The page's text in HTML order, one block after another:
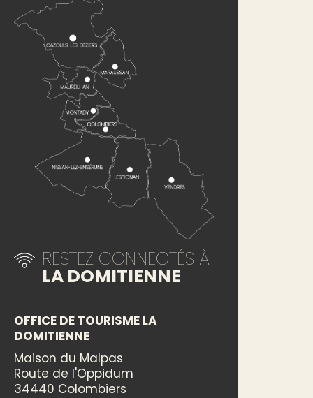
RESTEZ CONNECTÉS À
LA DOMITIENNE
OFFICE DE TOURISME LA
DOMITIENNE
Maison du Malpas
Route de l'Oppidum
34440 Colombiers